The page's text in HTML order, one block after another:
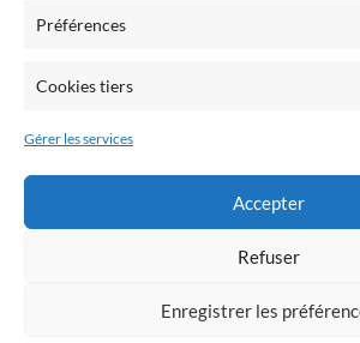
Préférences
Cookies tiers
Gérer les services
Accepter
Refuser
Enregistrer les
L’atelier Légal 2026 Made with Love